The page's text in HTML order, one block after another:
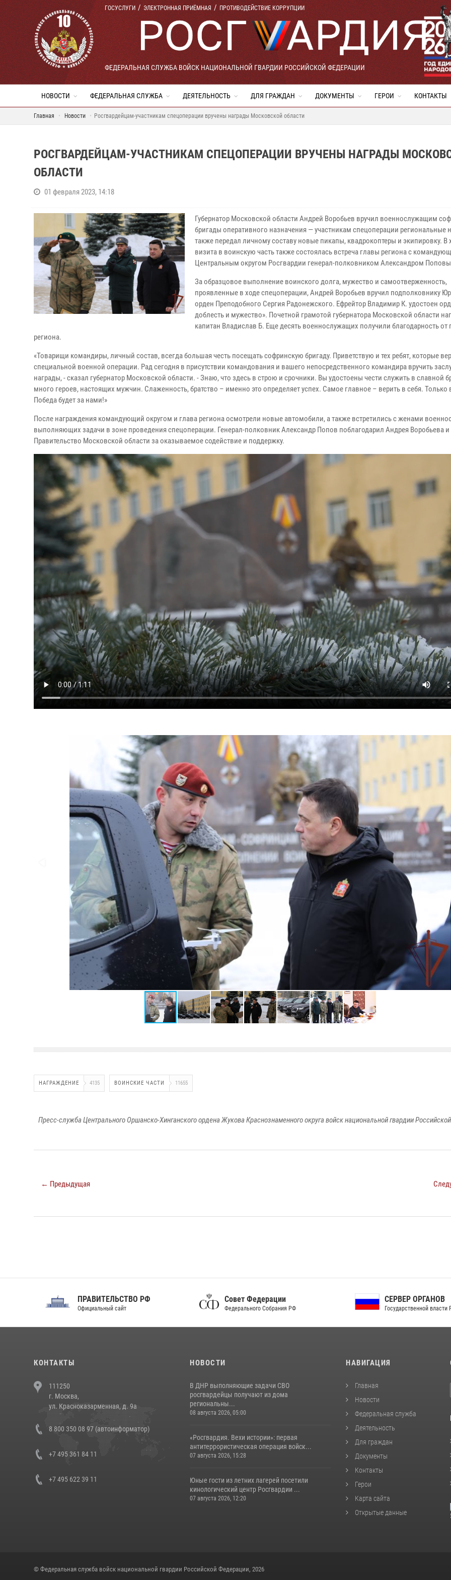
ГОСУСЛУГИ ЭЛЕКТРОННАЯ ПРИЁМНАЯ ПРОТИВОДЕЙСТВИЕ КОРРУПЦИИ
ФЕДЕРАЛЬНАЯ СЛУЖБА ВОЙСК НАЦИОНАЛЬНОЙ ГВАРДИИ РОССИЙСКОЙ ФЕДЕРАЦИИ
НОВОСТИ ФЕДЕРАЛЬНАЯ СЛУЖБА ДЕЯТЕЛЬНОСТЬ ДЛЯ ГРАЖДАН ДОКУМЕНТЫ ГЕРОИ КОНТАКТЫ
Главная Новости Росгвардейцам-участникам спецоперации вручены награды Московской области
РОСГВАРДЕЙЦАМ-УЧАСТНИКАМ СПЕЦОПЕРАЦИИ ВРУЧЕНЫ НАГРАДЫ
ОБЛАСТИ
01 февраля 2023, 14:18
Губернатор Московской области Андрей Воробьев вручил военнослужащим
бригады оперативного назначения — участникам спецоперации региональные
также передал личному составу новые пикапы, квадрокоптеры и экипировку. В
визита в воинскую часть также состоялась встреча главы региона с
Центральным округом Росгвардии генерал-полковником Александром
За образцовое выполнение воинского долга, мужество и самоотверженность,
проявленные в ходе спецоперации, Андрей Воробьев вручил подполковнику
орден Преподобного Сергия Радонежского. Ефрейтор Владимир К. удостоен
доблесть и мужество». Почетной грамотой губернатора Московской области
капитан Владислав Б. Еще десять военнослужащих получили благодарность от
региона.
«Товарищи командиры, личный состав, всегда большая честь посещать софринскую бригаду. Приветствую и тех ребят, которые
специальной военной операции. Рад сегодня в присутствии командования и вашего непосредственного командира вручить
награды, - сказал губернатор Московской области. - Знаю, что здесь в строю и срочники. Вы удостоены чести служить в славной
много героев, настоящих мужчин. Слаженность, братство – именно это определяет успех. Самое главное – верить в себя. Только
Победа будет за нами!»
После награждения командующий округом и глава региона осмотрели новые автомобили, а также встретились с женами
выполняющих задачи в зоне проведения спецоперации. Генерал-полковник Александр Попов поблагодарил Андрея Воробьева и
Правительство Московской области за оказываемое содействие и поддержку.
НАГРАЖДЕНИЕ 4135 ВОИНСКИЕ ЧАСТИ 11655
Пресс-служба Центрального Оршанско-Хинганского ордена Жукова Краснознаменного округа войск национальной гвардии
← Предыдущая
ПРАВИТЕЛЬСТВО РФ
Официальный сайт
Совет Федерации
Федерального Собрания РФ
СЕРВЕР ОРГАНОВ
Государственной власти РФ
КОНТАКТЫ
111250
г. Москва,
ул. Красноказарменная, д. 9а
8 800 350 08 97 (автоинформатор)
+7 495 361 84 11
+7 495 622 39 11
НОВОСТИ
В ДНР выполняющие задачи СВО
росгвардейцы получают из дома
региональны...
08 августа 2026, 05:00
«Росгвардия. Вехи истории»: первая
антитеррористическая операция войск...
07 августа 2026, 15:28
Юные гости из летних лагерей посетили
кинологический центр Росгвардии ...
07 августа 2026, 12:20
НАВИГАЦИЯ
Главная
Новости
Федеральная служба
Деятельность
Для граждан
Документы
Контакты
Герои
Карта сайта
Открытые данные
© Федеральная служба войск национальной гвардии Российской Федерации, 2026